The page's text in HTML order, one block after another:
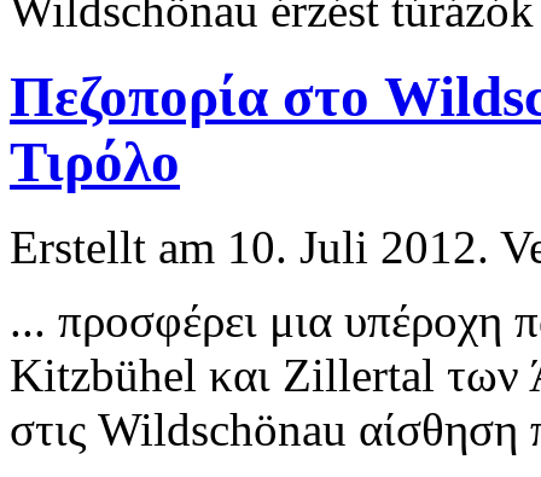
Wildschönau érzést
Πεζοπορία στο
Τιρόλο
Erstellt am 10. Juli 2012.
... προσφέρει μια υπέροχη
Kitzbühel και Zillertal των
στις Wildschönau αίσθηση